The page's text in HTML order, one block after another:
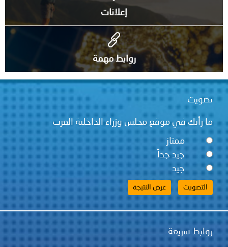
إعلانات
روابط مهمة
تصويت
ما رأيك في موقع مجلس وزراء الداخلية العرب
ممتاز
جيد جداً
جيد
روابط سريعة